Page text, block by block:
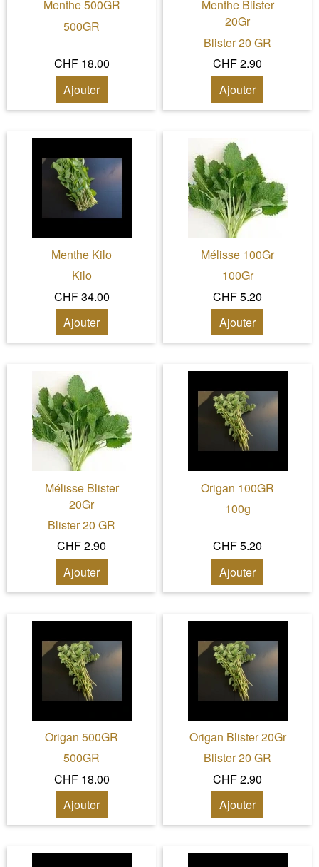
Menthe 500GR
500GR
CHF 18.00
Ajouter
Menthe Blister
20Gr
Blister 20 GR
CHF 2.90
Ajouter
Menthe Kilo
Kilo
CHF 34.00
Ajouter
Mélisse 100Gr
100Gr
CHF 5.20
Ajouter
Mélisse Blister
20Gr
Blister 20 GR
CHF 2.90
Ajouter
Origan 100GR
100g
CHF 5.20
Ajouter
Origan 500GR
500GR
CHF 18.00
Ajouter
Origan Blister 20Gr
Blister 20 GR
CHF 2.90
Ajouter